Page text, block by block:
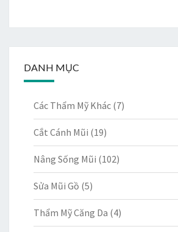
DANH MỤC
Các Thẩm Mỹ Khác (7)
Cắt Cánh Mũi (19)
Nâng Sống Mũi (102)
Sửa Mũi Gồ (5)
Thẩm Mỹ Căng Da (4)